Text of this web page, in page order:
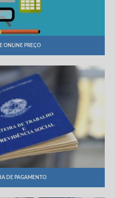
ONLINE PREÇO
DE PAGAMENTO